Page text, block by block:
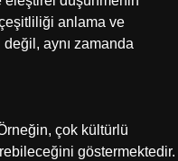
anlama ve
aynı zamanda
çok kültürlü
göstermektedir.